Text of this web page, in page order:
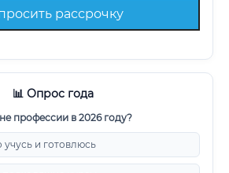
рассрочку
📊 Опрос года
профессии в 2026 году?
учусь и готовлюсь